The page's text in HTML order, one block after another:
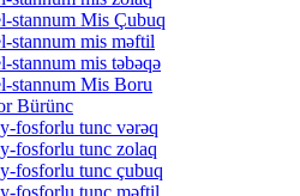
stannum Mis Çubuq
stannum mis məftil
stannum mis təbəqə
stannum Mis Boru
Bürünc
fosforlu tunc vərəq
fosforlu tunc zolaq
fosforlu tunc çubuq
fosforlu tunc məftil